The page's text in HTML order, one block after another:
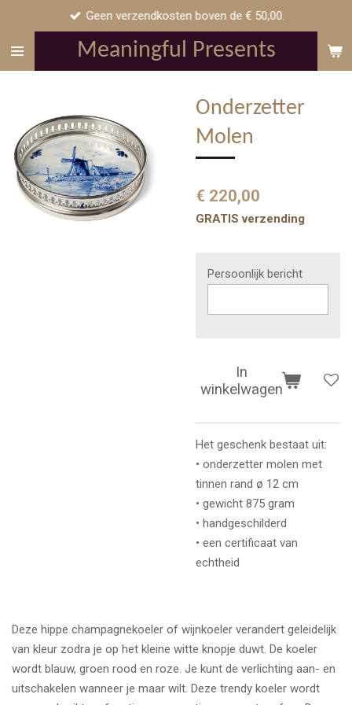
naar
Meaningful Presents
Geen verzendkosten boven de € 50,00.
Onderzetter
Molen
€ 220,00
GRATIS verzending
Persoonlijk bericht
In
winkelwagen
Het geschenk bestaat uit:
• onderzetter molen met
tinnen rand ø 12 cm
• gewicht 875 gram
• handgeschilderd
• een certificaat van
echtheid
Deze hippe champagnekoeler of wijnkoeler verandert geleidelijk
van kleur zodra je op het kleine witte knopje duwt. De koeler
wordt blauw, groen rood en roze. Je kunt de verlichting aan- en
uitschakelen wanneer je maar wilt. Deze trendy koeler wordt